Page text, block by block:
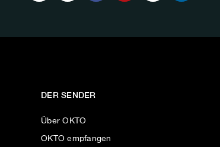
DER SENDER
Über OKTO
OKTO empfangen